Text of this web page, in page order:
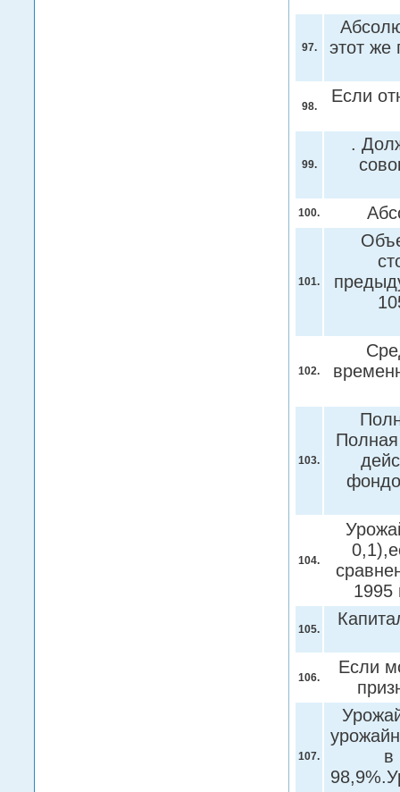
97.
этот же
98.
Если
99.
.
100.
101.
102.
103.
104.
1995
105.
106.
Если
107.
в